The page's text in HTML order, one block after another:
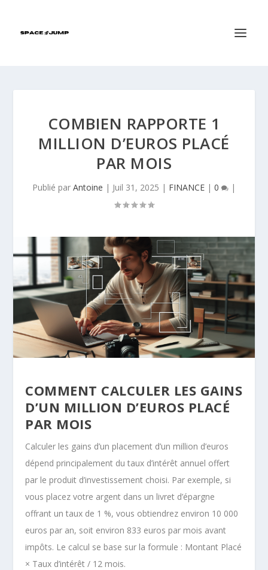
COMBIEN RAPPORTE 1
MILLION D’EUROS PLACÉ
PAR MOIS
Publié par Antoine | Juil 31, 2025 | FINANCE | 0 |
COMMENT CALCULER LES GAINS
D’UN MILLION D’EUROS PLACÉ
PAR MOIS
Calculer les gains d’un placement d’un million d’euros
dépend principalement du taux d’intérêt annuel offert
par le produit d’investissement choisi. Par exemple, si
vous placez votre argent dans un livret d’épargne
offrant un taux de 1 %, vous obtiendrez environ 10 000
euros par an, soit environ 833 euros par mois avant
impôts. Le calcul se base sur la formule : Montant Placé
× Taux d’intérêt / 12 mois.